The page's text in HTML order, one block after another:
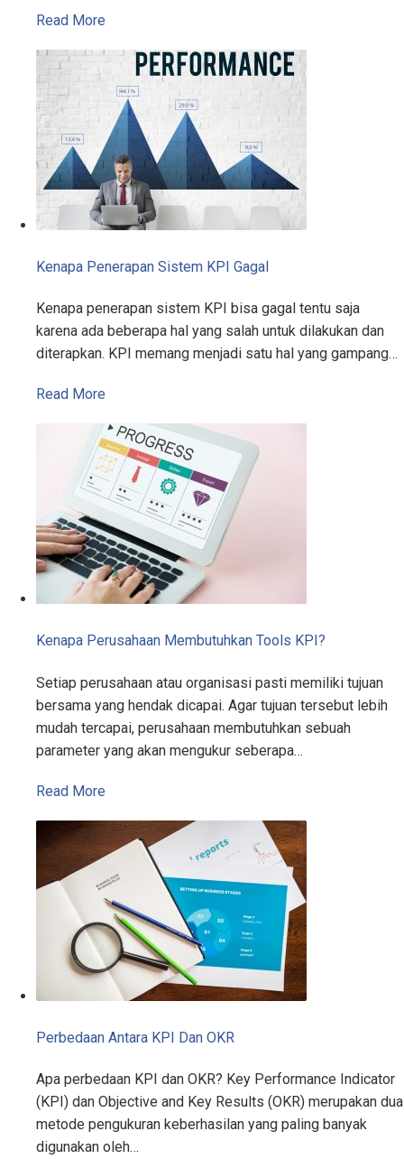
Read More
Kenapa Penerapan Sistem KPI Gagal
Kenapa penerapan sistem KPI bisa gagal tentu saja
karena ada beberapa hal yang salah untuk dilakukan dan
diterapkan. KPI memang menjadi satu hal yang gampang…
Read More
Kenapa Perusahaan Membutuhkan Tools KPI?
Setiap perusahaan atau organisasi pasti memiliki tujuan
bersama yang hendak dicapai. Agar tujuan tersebut lebih
mudah tercapai, perusahaan membutuhkan sebuah
parameter yang akan mengukur seberapa…
Read More
Perbedaan Antara KPI Dan OKR
Apa perbedaan KPI dan OKR? Key Performance Indicator
(KPI) dan Objective and Key Results (OKR) merupakan dua
metode pengukuran keberhasilan yang paling banyak
digunakan oleh…